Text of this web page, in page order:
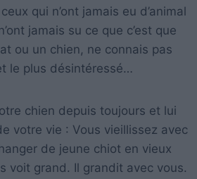
qui n’ont jamais eu d’animal
jamais su ce que c’est que
ou un chien, ne connais pas
le plus désintéressé…
chien depuis toujours et lui
votre vie : Vous vieillissez avec
de jeune chiot en vieux
voit grand. Il grandit avec vous.